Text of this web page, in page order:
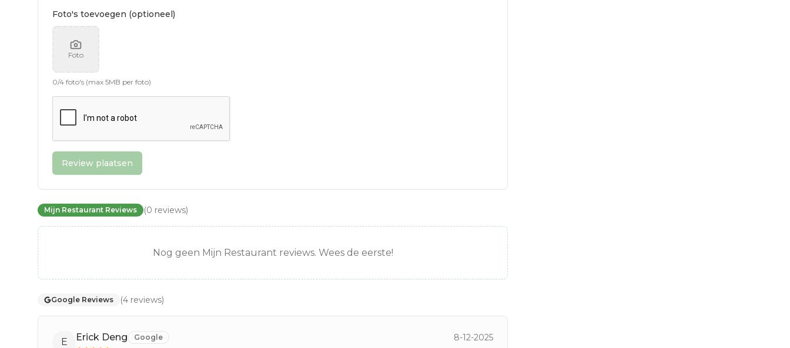
Foto's toevoegen (optioneel)
Foto
0/4 foto's (max 5MB per foto)
Review plaatsen
Mijn Restaurant Reviews (0 reviews)
Nog geen Mijn Restaurant reviews. Wees de eerste!
Google Reviews (4 reviews)
E Erick Deng Google 8-12-2025